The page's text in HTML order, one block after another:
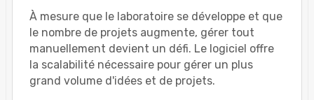
À mesure que le laboratoire se développe et que
le nombre de projets augmente, gérer tout
manuellement devient un défi. Le logiciel offre
la scalabilité nécessaire pour gérer un plus
grand volume d'idées et de projets.